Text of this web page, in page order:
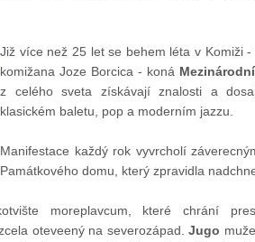
Již více než 25 let se behem léta v Komiži
komižana Joze Borcica - koná
z celého sveta získávají znalosti a
klasickém baletu, pop a moderním jazzu.
Manifestace každý rok vyvrcholí
Památkového domu, který zpravidla
moreplavcum, které chrání pres
oteveený na severozápad.Jugo muže